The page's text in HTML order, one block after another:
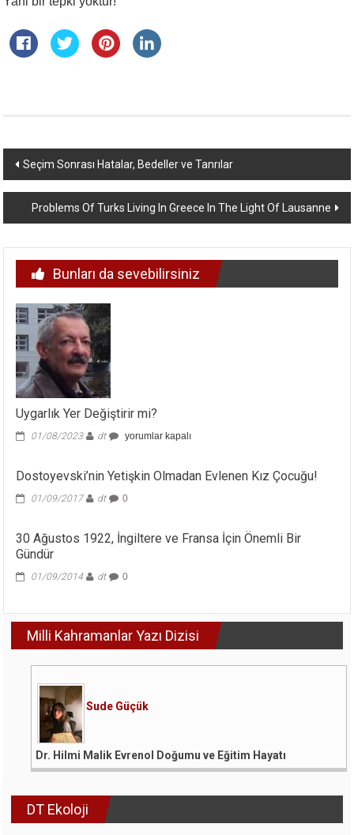
Yazı
dolaşımı
Seçim Sonrası Hatalar, Bedeller ve Tanrılar
Problems Of Turks Living In Greece In The Light Of Lausanne
Bunları da sevebilirsiniz
Uygarlık Yer Değiştirir mi?
01/08/2023 dt
Uygarlık
mi?
için
yorumlar kapalı
Dostoyevski’nin Yetişkin Olmadan Evlenen Kız Çocuğu!
01/09/2017 dt 0
30 Ağustos 1922, İngiltere ve Fransa İçin Önemli Bir
Gündür
01/09/2014 dt 0
Milli Kahramanlar Yazı Dizisi
Sude Güçük
Dr. Hilmi Malik Evrenol Doğumu ve Eğitim Hayatı
DT Ekoloji